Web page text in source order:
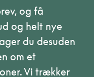
og få
og helt nye
du desuden
om et
Vi trækker